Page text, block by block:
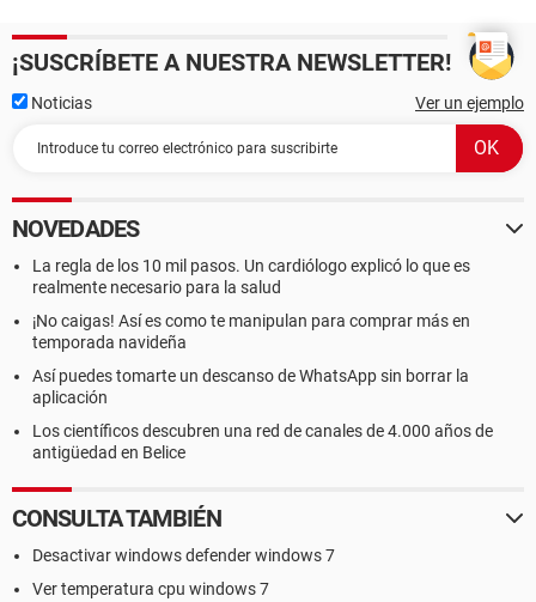
¡SUSCRÍBETE A NUESTRA NEWSLETTER!
Noticias Ver un ejemplo
NOVEDADES
La regla de los 10 mil pasos. Un cardiólogo explicó lo que es
realmente necesario para la salud
¡No caigas! Así es como te manipulan para comprar más en
temporada navideña
Así puedes tomarte un descanso de WhatsApp sin borrar la
aplicación
Los científicos descubren una red de canales de 4.000 años de
antigüedad en Belice
CONSULTA TAMBIÉN
Desactivar windows defender windows 7
Ver temperatura cpu windows 7